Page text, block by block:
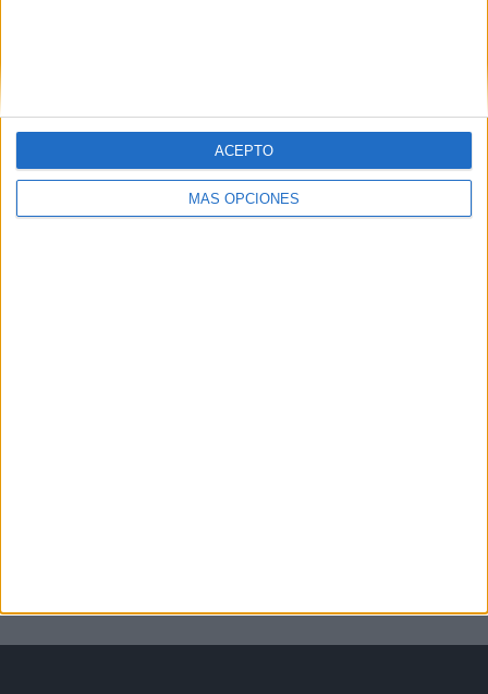
MÁS OPCIONES
ACEPTO